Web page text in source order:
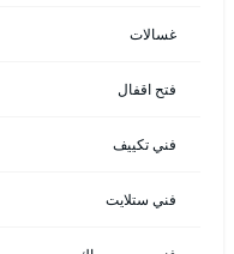
غسالات
فتح اقفال
فني تكييف
فني ستلايت